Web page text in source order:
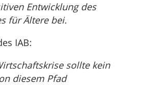
Entwicklung des
für Ältere bei.
IAB:
sollte kein
diesem Pfad